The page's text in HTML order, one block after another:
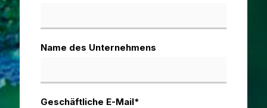
Name des Unternehmens
Geschäftliche E-Mail*